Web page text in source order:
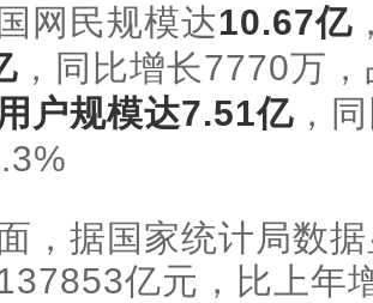
网民规模达10.67亿
，同比增长7770万
户规模达7.51亿 ，
，据国家统计局数
亿元，比上年